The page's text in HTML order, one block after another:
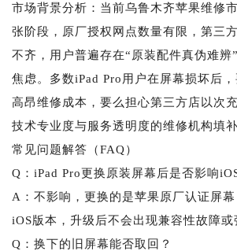
市场背景分析：当前乌鲁木齐苹果维修
张阶段，原厂授权网点数量有限，第三
不齐，用户普遍存在“原装配件真伪难辨
焦虑。多数iPad Pro用户在屏幕损坏后
高昂维修成本，要么担心第三方店以次
技术专业度与服务透明度的维修机构填补
常见问题解答（FAQ）
Q：iPad Pro更换原装屏幕后是否影响
A：不影响，更换的是苹果原厂认证屏
iOS版本，升级后不会出现兼容性故障或
Q：换下的旧屏幕能否取回？